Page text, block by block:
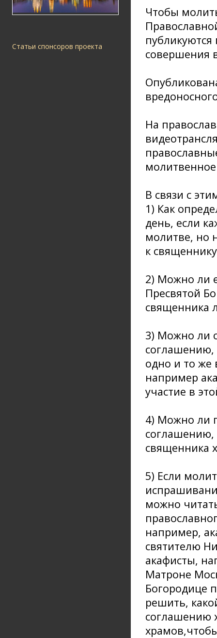
Статьи спонсоров проекта
Чтобы
совершения
На
В связи с
1) Как
день, если
молитве, но
к
2) Можно ли
Пресвятой
священника
3) Можно ли
соглашению,
одно и то же
например
участие в
4) Можно ли
соглашению,
священника
5) Если
можно
например,
святителю
акафисты,
Матроне
Богородице
решить,
соглашению